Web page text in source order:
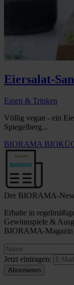
Eiersalat-
Essen & Trinken
Völlig vegan - ein
Spiegelberg...
BIORAMA
Der BIORAMA-
Erhalte in
Gewinnspiele &
BIORAMA-Magazin
Jetzt eintragen: